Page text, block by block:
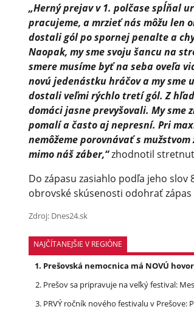
„Herný prejav v 1. polčase spĺňal
pracujeme, a mrzieť nás môžu len
dostali gól po spornej penalte a
Naopak, my sme svoju šancu na
smere musíme byť na seba oveľa
novú jedenástku hráčov a my sme
dostali veľmi rýchlo tretí gól. Z
domáci jasne prevyšovali. My sme
pomalí a často aj nepresní. Pri
nemôžeme porovnávať s
mimo náš záber,“zhodnotil
Do zápasu zasiahlo podľa jeho
obrovské skúsenosti odohrať
Zdroj: Dnes24.sk
NAJČÍTANEJŠIE V REGIÓNE
Prešovská nemocnica má NOVÚ
Prešov sa pripravuje na veľký festival:
PRVÝ ročník nového festivalu v